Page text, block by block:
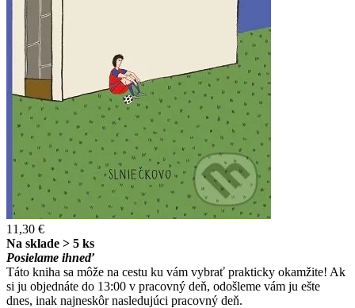
11,30 €
Na sklade > 5 ks
Posielame ihneď
Táto kniha sa môže na cestu ku vám vybrať prakticky okamžite! Ak
si ju objednáte do 13:00 v pracovný deň, odošleme vám ju ešte
dnes, inak najneskôr nasledujúci pracovný deň.